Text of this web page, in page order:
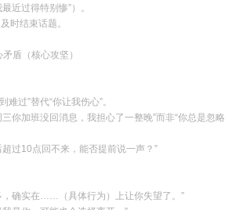
近过得特别惨”）。
时结束话题。
盾（核心攻坚）
难过”替代“你让我伤心”。
你加班没回消息，我担心了一整晚”而非“你总是忽略
过10点回不来，能否提前说一声？”
，确实在……（具体行为）上让你失望了。”